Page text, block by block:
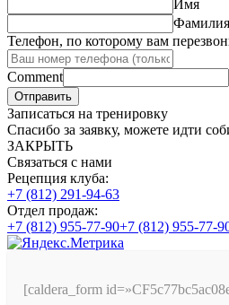
Имя
Фамилия
Телефон, по которому вам
Comment
Отправить
Записаться на тренировку
Спасибо за заявку, можете идти
ЗАКРЫТЬ
Связаться с нами
Рецепция клуба:
+7 (812) 291-94-63
Отдел продаж:
+7 (812) 955-77-90+7 (812) 955-77-
[caldera_form